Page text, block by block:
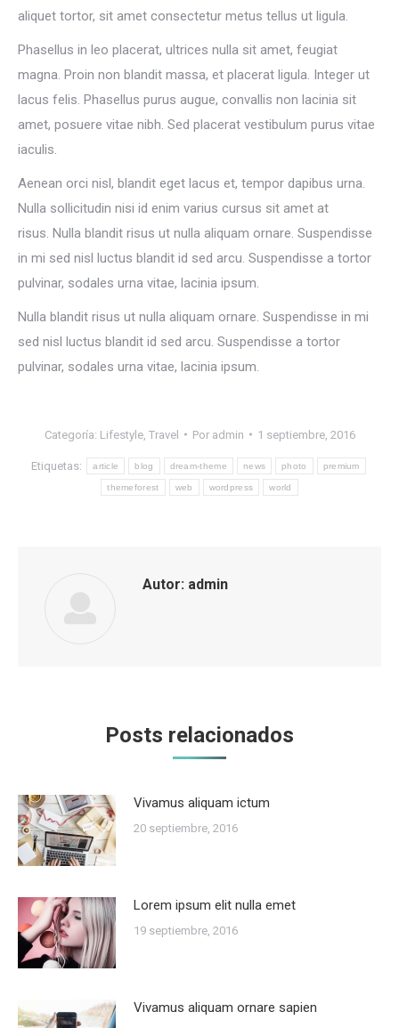
aliquet tortor, sit amet consectetur metus tellus ut ligula.
Phasellus in leo placerat, ultrices nulla sit amet, feugiat
magna. Proin non blandit massa, et placerat ligula. Integer ut
lacus felis. Phasellus purus augue, convallis non lacinia sit
amet, posuere vitae nibh. Sed placerat vestibulum purus vitae
iaculis.
Aenean orci nisl, blandit eget lacus et, tempor dapibus urna.
Nulla sollicitudin nisi id enim varius cursus sit amet at
risus. Nulla blandit risus ut nulla aliquam ornare. Suspendisse
in mi sed nisl luctus blandit id sed arcu. Suspendisse a tortor
pulvinar, sodales urna vitae, lacinia ipsum.
Nulla blandit risus ut nulla aliquam ornare. Suspendisse in mi
sed nisl luctus blandit id sed arcu. Suspendisse a tortor
pulvinar, sodales urna vitae, lacinia ipsum.
Categoría: Lifestyle, Travel Por admin 1 septiembre, 2016
Etiquetas: article blog dream-theme news photo premium
themeforest web wordpress world
Autor: admin
Posts relacionados
Vivamus aliquam ictum
20 septiembre, 2016
Lorem ipsum elit nulla emet
19 septiembre, 2016
Vivamus aliquam ornare sapien